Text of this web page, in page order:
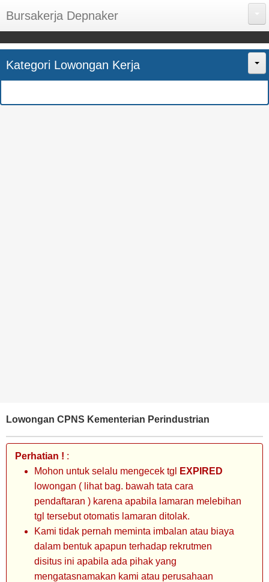
Bursakerja Depnaker
About Me
Disclaimer
Kategori Lowongan Kerja
Lowongan CPNS Kementerian Perindustrian
Perhatian ! :
Mohon untuk selalu mengecek tgl
EXPIRED
lowongan ( lihat bag. bawah tata cara
pendaftaran ) karena apabila lamaran melebihan
tgl tersebut otomatis lamaran ditolak.
Kami tidak pernah meminta imbalan atau biaya
dalam bentuk apapun terhadap rekrutmen
disitus ini apabila ada pihak yang
mengatasnamakan kami atau perusahaan